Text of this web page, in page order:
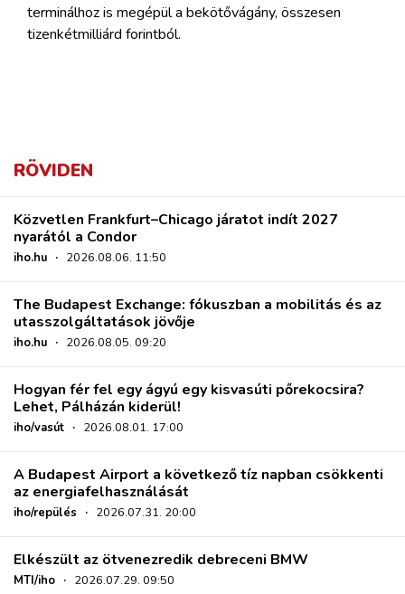
terminálhoz is megépül a bekötővágány, összesen
tizenkétmilliárd forintból.
RÖVIDEN
Közvetlen Frankfurt–Chicago járatot indít 2027
nyarától a Condor
iho.hu · 2026.08.06. 11:50
The Budapest Exchange: fókuszban a mobilitás és az
utasszolgáltatások jövője
iho.hu · 2026.08.05. 09:20
Hogyan fér fel egy ágyú egy kisvasúti pőrekocsira?
Lehet, Pálházán kiderül!
iho/vasút · 2026.08.01. 17:00
A Budapest Airport a következő tíz napban csökkenti
az energiafelhasználását
iho/repülés · 2026.07.31. 20:00
Elkészült az ötvenezredik debreceni BMW
MTI/iho · 2026.07.29. 09:50